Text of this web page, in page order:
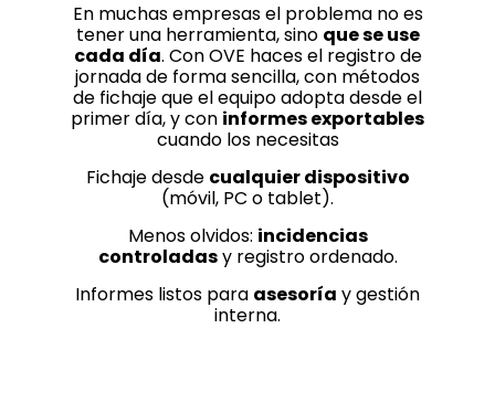
En muchas empresas el problema no es
tener una herramienta, sino que se use
cada día. Con OVE haces el registro de
jornada de forma sencilla, con métodos
de fichaje que el equipo adopta desde el
primer día, y con informes exportables
cuando los necesitas
Fichaje desde cualquier dispositivo
(móvil, PC o tablet).
Menos olvidos: incidencias
controladasy registro ordenado.
Informes listos para asesoría y gestión
interna.